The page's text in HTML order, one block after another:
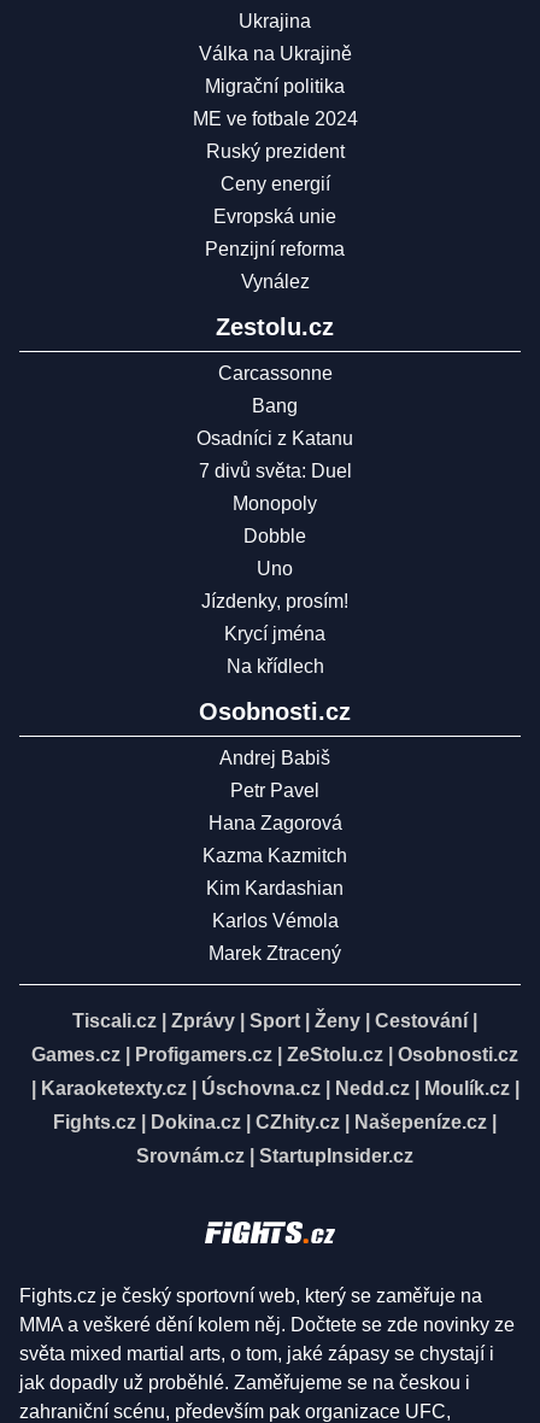
Ukrajina
Válka na Ukrajině
Migrační politika
ME ve fotbale 2024
Ruský prezident
Ceny energií
Evropská unie
Penzijní reforma
Vynález
Zestolu.cz
Carcassonne
Bang
Osadníci z Katanu
7 divů světa: Duel
Monopoly
Dobble
Uno
Jízdenky, prosím!
Krycí jména
Na křídlech
Osobnosti.cz
Andrej Babiš
Petr Pavel
Hana Zagorová
Kazma Kazmitch
Kim Kardashian
Karlos Vémola
Marek Ztracený
Tiscali.cz Zprávy Sport Ženy Cestování
Games.cz
Profigamers.cz ZeStolu.cz
Osobnosti.cz
Karaoketexty.cz| Úschovna.cz| Nedd.cz| Moulík.cz|
Fights.cz
Dokina.cz CZhity.cz Našepeníze.cz
Srovnám.cz
StartupInsider.cz
Fights.cz je český sportovní web, který se zaměřuje na
MMA a veškeré dění kolem něj. Dočtete se zde novinky ze
světa mixed martial arts, o tom, jaké zápasy se chystají i
jak dopadly už proběhlé. Zaměřujeme se na českou i
zahraniční scénu, především pak organizace UFC,